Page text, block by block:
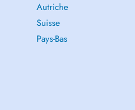
Autriche
Suisse
Pays-Bas